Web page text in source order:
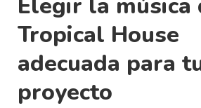
Tropical House
adecuada para
proyecto